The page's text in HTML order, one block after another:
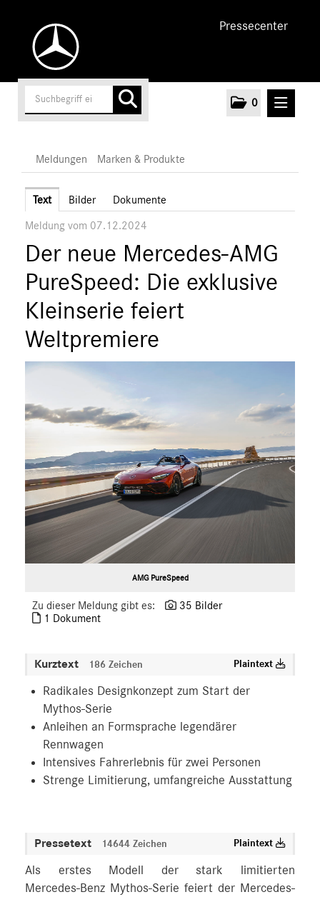
Pressecenter
0
Unternehmen
Cars
Vans
Marken & Produkte
MEDIA
ÜBER UNS
ANSPRECHPARTNER
Meldungen Marken & Produkte
Text Bilder Dokumente
Meldung vom 07.12.2024
Der neue Mercedes-AMG
PureSpeed: Die exklusive
Kleinserie feiert
Weltpremiere
AMG PureSpeed
Zu dieser Meldung gibt es:
35 Bilder
1 Dokument
Kurztext 186 Zeichen Plaintext
Radikales Designkonzept zum Start der
Mythos-Serie
Anleihen an Formsprache legendärer
Rennwagen
Intensives Fahrerlebnis für zwei Personen
Strenge Limitierung, umfangreiche Ausstattung
Pressetext 14644 Zeichen Plaintext
Als erstes Modell der stark limitierten
Mercedes‑Benz Mythos-Serie feiert der Mercedes-